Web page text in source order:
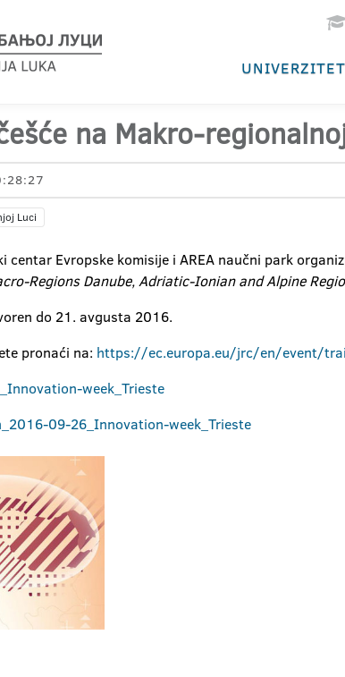
UNIVERZITET
na Makro-
Luci
centar Evropske komisije i AREA naučni park
Regions Danube, Adriatic-Ionian and Alpine
do 21. avgusta 2016.
pronaći na: https://ec.europa.eu/jrc/en/event/
week_Trieste
09-26_Innovation-week_Trieste